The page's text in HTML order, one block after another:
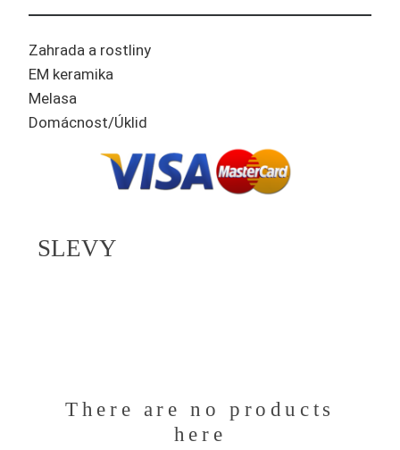
Zahrada a rostliny
EM keramika
Melasa
Domácnost/Úklid
SLEVY
There are no products
here